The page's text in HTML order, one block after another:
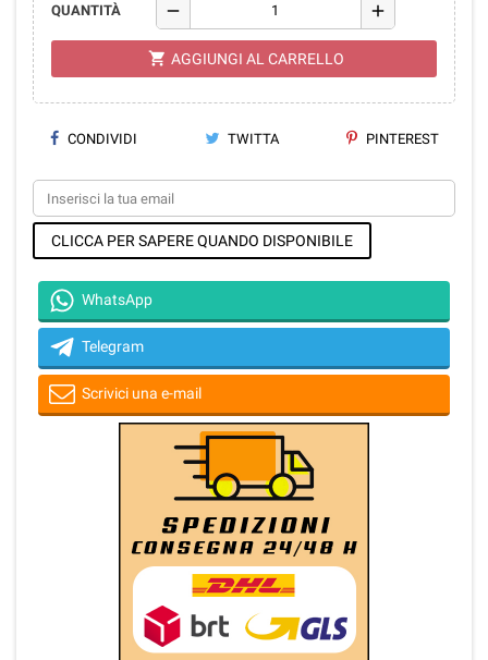
QUANTITÀ remove add
shopping_cart AGGIUNGI AL CARRELLO
CONDIVIDI TWITTA PINTEREST
CLICCA PER SAPERE QUANDO DISPONIBILE
WhatsApp
Telegram
Scrivici una e-mail